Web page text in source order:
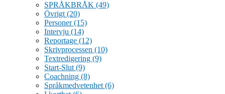
SPRÅKBRÅK (49)
Övrigt (20)
Personer(15)
Intervju (14)
Reportage (12)
Skrivprocessen (10)
Textredigering (9)
Start-Slut (9)
Coachning (8)
Språkmedvetenhet (6)